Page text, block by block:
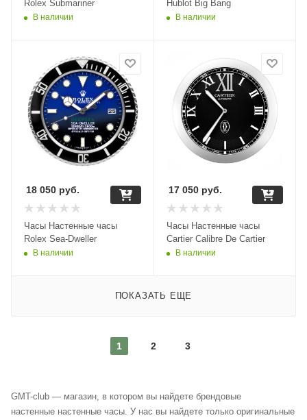
Rolex Submariner
В наличии
Hublot Big Bang
В наличии
Часы Настенные часы
Rolex Sea-Dweller
В наличии
18 050 руб.
Часы Настенные часы
Cartier Calibre De Cartier
В наличии
17 050руб.
ПОКАЗАТЬ ЕЩЕ
1 2 3
GMT-club — магазин, в котором вы найдете брендовые
настенные настенные часы. У нас вы найдете только оригинальные